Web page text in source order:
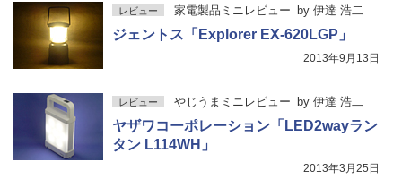
レビュー 家電製品ミニレビュー by 伊達 浩二
ジェントス「Explorer EX-620LGP」
2013年9月13日
レビュー やじうまミニレビュー by 伊達 浩二
ヤザワコーポレーション「LED2wayラン
タン L114WH」
2013年3月25日